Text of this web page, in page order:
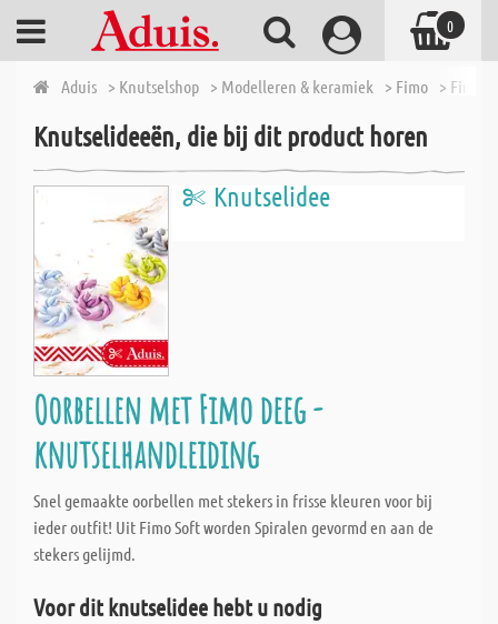
Aduis > Knutselshop > Modelleren & keramiek > Fimo > Fimo
Knutselideeën, die bij dit product horen
Knutselidee
Oorbellen met Fimo deeg -
knutselhandleiding
Snel gemaakte oorbellen met stekers in frisse kleuren voor bij
ieder outfit! Uit Fimo Soft worden Spiralen gevormd en aan de
stekers gelijmd.
Voor dit knutselidee hebt u nodig
0